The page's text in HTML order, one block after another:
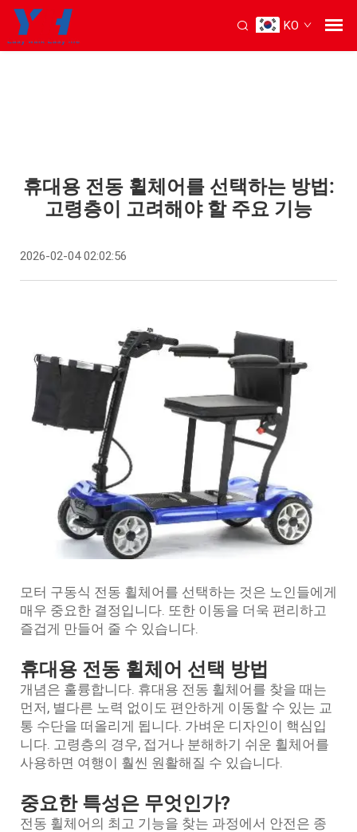
KO
휴대용 전동 휠체어를 선택하는 방법:
고령층이 고려해야 할 주요 기능
2026-02-04 02:02:56
모터 구동식 전동 휠체어를 선택하는 것은 노인들에게
매우 중요한 결정입니다. 또한 이동을 더욱 편리하고
즐겁게 만들어 줄 수 있습니다.
휴대용 전동 휠체어 선택 방법
개념은 훌륭합니다. 휴대용 전동 휠체어를 찾을 때는
먼저, 별다른 노력 없이도 편안하게 이동할 수 있는 교
통 수단을 떠올리게 됩니다. 가벼운 디자인이 핵심입
니다. 고령층의 경우, 접거나 분해하기 쉬운 휠체어를
사용하면 여행이 훨씬 원활해질 수 있습니다.
중요한 특성은 무엇인가?
전동 휠체어의 최고 기능을 찾는 과정에서 안전은 종